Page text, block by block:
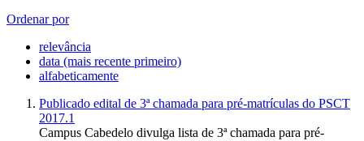
Ordenar por
relevância
data (mais recente primeiro)
alfabeticamente
Publicado edital de 3ª chamada para pré-matrículas do PSCT
2017.1
Campus Cabedelo divulga lista de 3ª chamada para pré-